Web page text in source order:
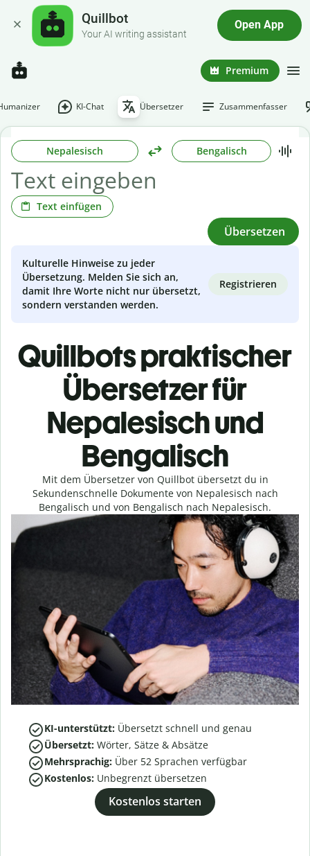
Quillbot
Your AI writing assistant
Open App
Premium
KI-Chat Übersetzer Zusammenfasser
Nepalesisch Bengalisch
Text einfügen
Übersetzen
Kulturelle Hinweise zu jeder
Übersetzung. Melden Sie sich an,
damit Ihre Worte nicht nur übersetzt,
sondern verstanden werden.
Registrieren
Quillbots praktischer
Übersetzer für
Nepalesisch und
Bengalisch
Mit dem Übersetzer von Quillbot übersetzt du in
Sekundenschnelle Dokumente von Nepalesisch nach
Bengalisch und von Bengalisch nach Nepalesisch.
KI-unterstützt: Übersetzt schnell und genau
Übersetzt: Wörter, Sätze & Absätze
Mehrsprachig: Über 52 Sprachen verfügbar
Kostenlos: Unbegrenzt übersetzen
Kostenlos starten